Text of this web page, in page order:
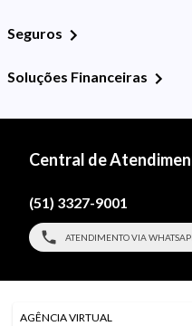
Seguros
Soluções Financeiras
Central de
(51) 3327-9001
ATENDIMENTO VIA
AGÊNCIA VIRTUAL